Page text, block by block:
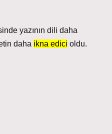
yazının dili daha
daha ikna edici oldu.